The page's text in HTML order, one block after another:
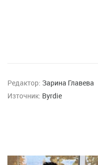
Редактор: Зарина Главева
Източник: Byrdie